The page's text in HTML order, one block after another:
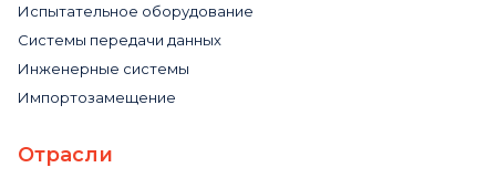
Испытательное оборудование
Системы передачи данных
Инженерные системы
Импортозамещение
Отрасли